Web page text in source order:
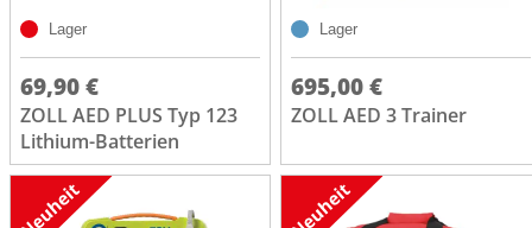
Lager
69,90 €
ZOLL AED PLUS Typ 123
Lithium-Batterien
Lager
695,00 €
ZOLL AED 3 Trainer